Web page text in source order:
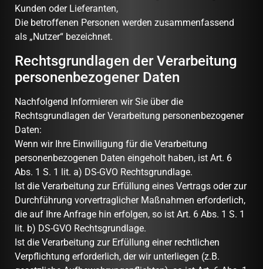
Kunden oder Lieferanten,
Die betroffenen Personen werden zusammenfassend
als „Nutzer“ bezeichnet.
Rechtsgrundlagen der Verarbeitung
personenbezogener Daten
Nachfolgend Informieren wir Sie über die
Rechtsgrundlagen der Verarbeitung personenbezogener
Daten:
Wenn wir Ihre Einwilligung für die Verarbeitung
personenbezogenen Daten eingeholt haben, ist Art. 6
Abs. 1 S. 1 lit. a) DS-GVO Rechtsgrundlage.
Ist die Verarbeitung zur Erfüllung eines Vertrags oder zur
Durchführung vorvertraglicher Maßnahmen erforderlich,
die auf Ihre Anfrage hin erfolgen, so ist Art. 6 Abs. 1 S. 1
lit. b) DS-GVO Rechtsgrundlage.
Ist die Verarbeitung zur Erfüllung einer rechtlichen
Verpflichtung erforderlich, der wir unterliegen (z.B.